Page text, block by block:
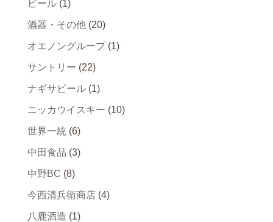
ビール (1)
酒器・その他 (20)
オエノングループ (1)
サントリー (22)
ナギサビール (1)
ニッカウイスキー (10)
世界一統 (6)
中田食品 (3)
中野BC (8)
今西清兵衛商店 (4)
八鹿酒造 (1)